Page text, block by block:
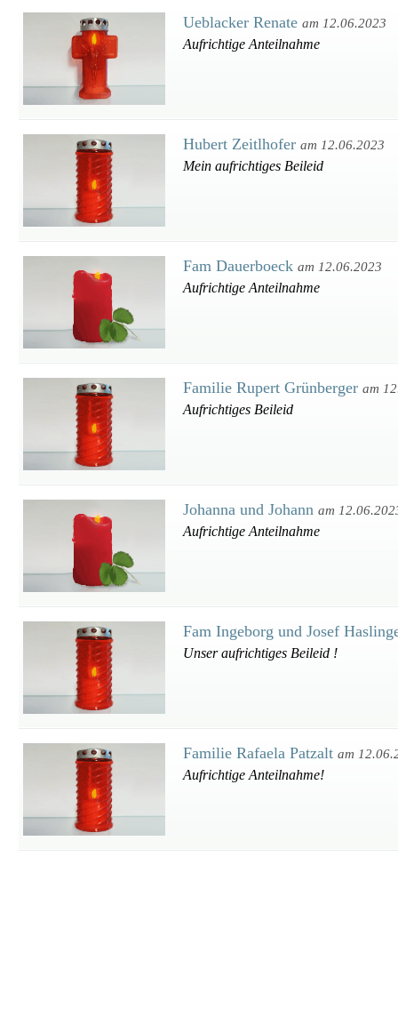
Ueblacker Renate am 12.06.2023
Aufrichtige Anteilnahme
Hubert Zeitlhofer am 12.06.2023
Mein aufrichtiges Beileid
Fam Dauerboeck am 12.06.2023
Aufrichtige Anteilnahme
Familie Rupert Grünberger am
Aufrichtiges Beileid
Johanna und Johann am
Aufrichtige Anteilnahme
Fam Ingeborg und Josef
Unser aufrichtiges Beileid !
Familie Rafaela Patzalt am
Aufrichtige Anteilnahme!